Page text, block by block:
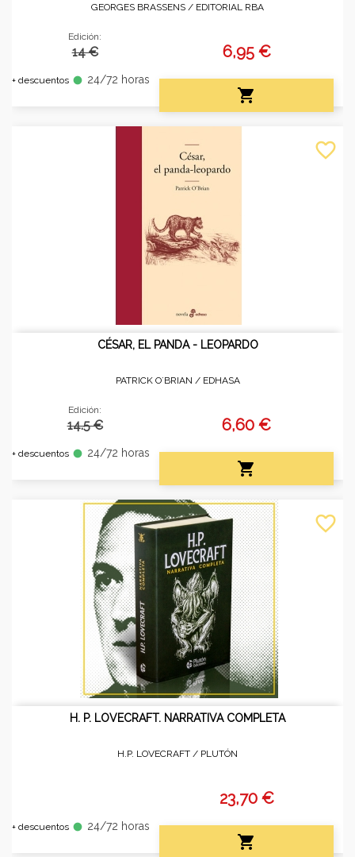
GEORGES BRASSENS / EDITORIAL RBA
Edición:
14 €
+ descuentos fiber_manual_record 24/72 horas
6,95 €

CÉSAR, EL PANDA - LEOPARDO
PATRICK O´BRIAN / EDHASA
Edición:
14.5 €
+ descuentos fiber_manual_record 24/72 horas
6,60 €

favorite_border
H. P. LOVECRAFT. NARRATIVA COMPLETA
H.P. LOVECRAFT / PLUTÓN
+ descuentos fiber_manual_record 24/72 horas
23,70 €

favorite_border